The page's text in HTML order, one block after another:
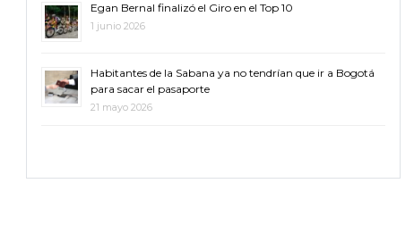
Egan Bernal finalizó el Giro en el Top 10
1 junio 2026
Habitantes de la Sabana ya no tendrían que ir a Bogotá
para sacar el pasaporte
21 mayo 2026